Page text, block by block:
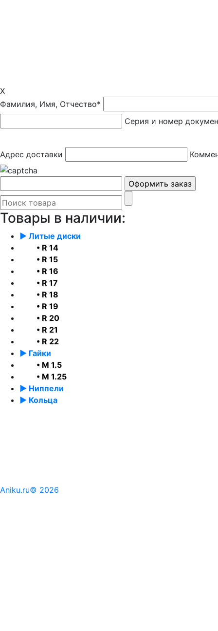
X
Фамилия, Имя, Отчество*
Серия и номер
Адрес доставки
Товары в наличии:
► Литые диски
• R 14
• R 15
• R 16
• R 17
• R 18
• R 19
• R 20
• R 21
• R 22
► Гайки
• М 1.5
• М 1.25
► Ниппели
► Кольца
Aniku.ru© 2026